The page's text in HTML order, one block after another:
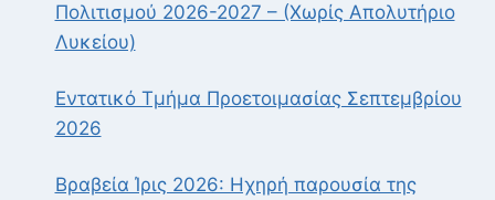
Πολιτισμού 2026-2027 – (Χωρίς Απολυτήριο
Λυκείου)
Εντατικό Τμήμα Προετοιμασίας Σεπτεμβρίου
2026
Βραβεία Ίρις 2026: Ηχηρή παρουσία της